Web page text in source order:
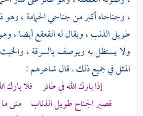
، وجناحاه أكبر من جناحي الحمامة ،
طويل الذنب ، ويقال له القعقع أيضا
ولا يستظل به ويوصف بالسرقة ، والخبث
المثل في جميع ذلك . قال شاعرهم :
إذا بارك الله في طائر فلا بارك
قصير الجناح طويل الذناب متى